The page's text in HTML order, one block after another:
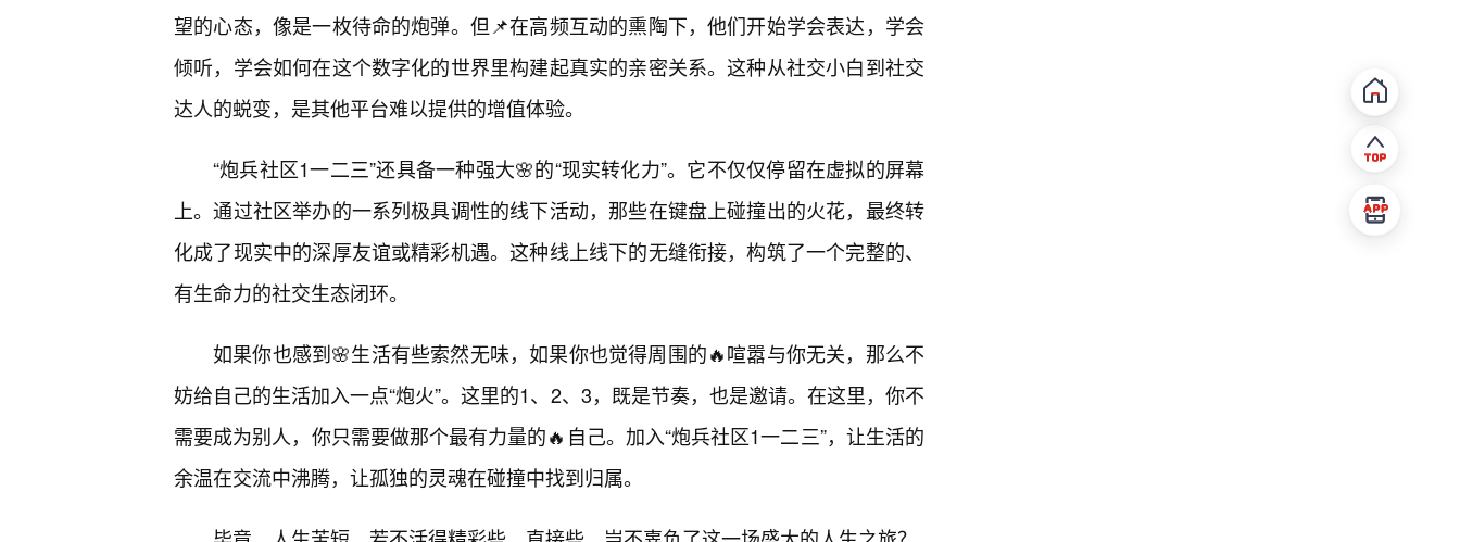
望的心态，像是一枚待命的炮弹。但📌在高频互动的熏陶下，他们开始学会表达，学会
倾听，学会如何在这个数字化的世界里构建起真实的亲密关系。这种从社交小白到社交
达人的蜕变，是其他平台难以提供的增值体验。
“炮兵社区1一二三”还具备一种强大🌸的“现实转化力”。它不仅仅停留在虚拟的屏幕
上。通过社区举办的一系列极具调性的线下活动，那些在键盘上碰撞出的火花，最终转
化成了现实中的深厚友谊或精彩机遇。这种线上线下的无缝衔接，构筑了一个完整的、
有生命力的社交生态闭环。
如果你也感到🌸生活有些索然无味，如果你也觉得周围的🔥喧嚣与你无关，那么不
妨给自己的生活加入一点“炮火”。这里的1、2、3，既是节奏，也是邀请。在这里，你不
需要成为别人，你只需要做那个最有力量的🔥自己。加入“炮兵社区1一二三”，让生活的
余温在交流中沸腾，让孤独的灵魂在碰撞中找到归属。